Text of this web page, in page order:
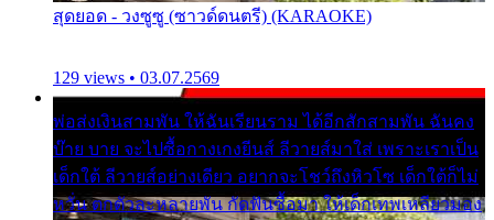
สุดยอด - วงซูซู (ซาวด์ดนตรี) (KARAOKE)
129 views • 03.07.2569
พ่อส่งเงินสามพัน ให้ฉันเรียนราม ได้อีกสักสามพัน ฉันคง
บ๊าย บาย จะไปซื้อกางเกงยีนส์ ลีวายส์มาใส่ เพราะเราเป็น
เด็กใต้ ลีวายส์อย่างเดียว อยากจะโชว์ถึงหิวโซ เด็กใต้ก็ไม่
หวั่น ตกตัวละหลายพัน กัดฟันซื้อมา ให้เด็กเทพเหลียวมอง